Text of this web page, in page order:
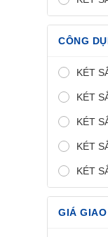
CÔNG
KÉT
KÉT
KÉT
KÉT
KÉT
GIÁ